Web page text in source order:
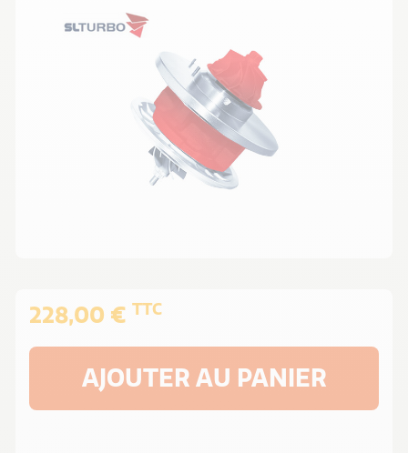
228,00 € TTC
AJOUTER AU PANIER